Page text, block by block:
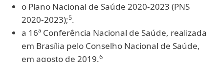
o Plano Nacional de Saúde 2020-2023 (PNS
2020-2023);5.
a 16ª Conferência Nacional de Saúde, realizada
em Brasília pelo Conselho Nacional de Saúde,
em agosto de 2019.6